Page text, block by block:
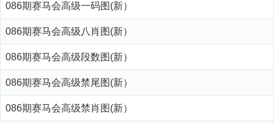
086期赛马会高级一码图(新）
086期赛马会高级八肖图(新）
086期赛马会高级段数图(新）
086期赛马会高级禁尾图(新）
086期赛马会高级禁肖图(新）